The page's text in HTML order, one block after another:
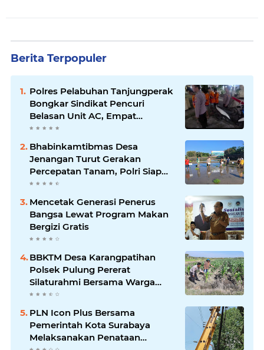
Berita Terpopuler
Polres Pelabuhan Tanjungperak
Bongkar Sindikat Pencuri
Belasan Unit AC, Empat
Tersangka Diamankan
Bhabinkamtibmas Desa
Jenangan Turut Gerakan
Percepatan Tanam, Polri Siap
Kawal Swasembada Pangan
Kabupaten Ponorogo
Mencetak Generasi Penerus
Bangsa Lewat Program Makan
Bergizi Gratis
BBKTM Desa Karangpatihan
Polsek Pulung Pererat
Silaturahmi Bersama Warga
Wujudkan Kamtibmas yang
PLN Icon Plus Bersama
Pemerintah Kota Surabaya
Melaksanakan Penataan